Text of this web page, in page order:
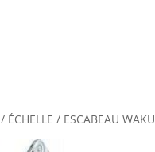
/ ÉCHELLE / ESCABEAU WAKU